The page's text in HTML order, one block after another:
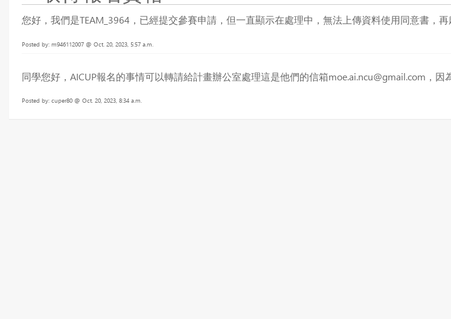
您好，我們是TEAM_3964，已經提交參賽申請，但一直顯示在處理中，無法上傳資料使用同意書，
Posted by: m946112007 @ Oct. 20, 2023, 5:57 a.m.
同學您好，AICUP報名的事情可以轉請給計畫辦公室處理這是他們的信箱moe.ai.ncu@gmail.com，
Posted by: cuper80 @ Oct. 20, 2023, 8:34 a.m.